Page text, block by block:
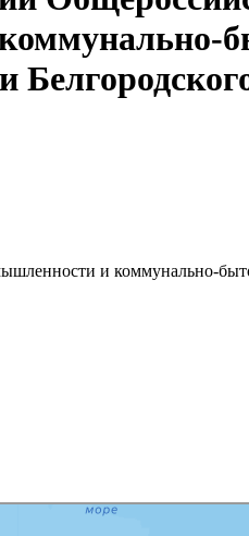
и коммунально-